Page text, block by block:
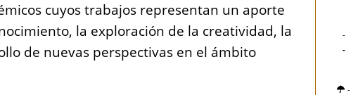
cuyos trabajos representan un aporte
la exploración de la creatividad, la
de nuevas perspectivas en el ámbito
-
-
-